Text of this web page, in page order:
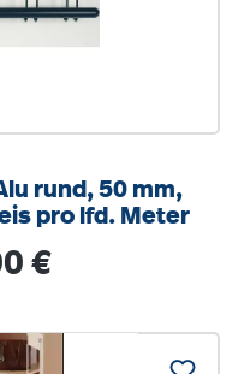
rund, 50 mm,
pro lfd. Meter
€